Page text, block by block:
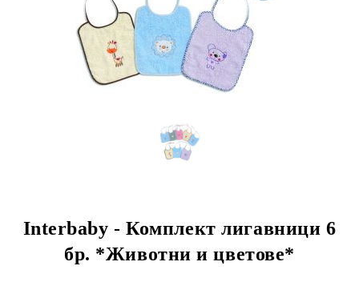
Interbaby - Комплект лигавници 6
бр. *Животни и цветове*